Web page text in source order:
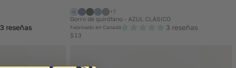
3 reseñas
+7
Gorro de quirófano - AZUL CLÁSICO
Fabricado en Canadá 3 reseñas
Regular
$13